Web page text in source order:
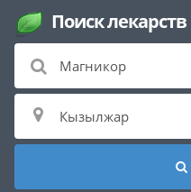
Поиск лекарств